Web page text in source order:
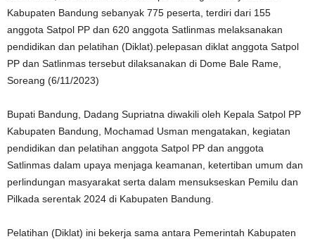
Kabupaten Bandung sebanyak 775 peserta, terdiri dari 155
anggota Satpol PP dan 620 anggota Satlinmas melaksanakan
pendidikan dan pelatihan (Diklat).pelepasan diklat anggota Satpol
PP dan Satlinmas tersebut dilaksanakan di Dome Bale Rame,
Soreang (6/11/2023)
Bupati Bandung, Dadang Supriatna diwakili oleh Kepala Satpol PP
Kabupaten Bandung, Mochamad Usman mengatakan, kegiatan
pendidikan dan pelatihan anggota Satpol PP dan anggota
Satlinmas dalam upaya menjaga keamanan, ketertiban umum dan
perlindungan masyarakat serta dalam mensukseskan Pemilu dan
Pilkada serentak 2024 di Kabupaten Bandung.
Pelatihan (Diklat) ini bekerja sama antara Pemerintah Kabupaten